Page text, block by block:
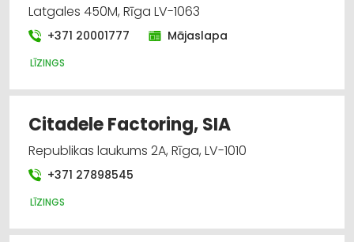
Autobusu, mikroautobusu noma
Juridiskie pakalpojumi
Lombardi, ieķīlāšana
Nekustamais īpašums
Latgales 450M, Rīga LV-1063
+371 20001777 Mājaslapa
LĪZINGS
Citadele Factoring, SIA
Republikas laukums 2A, Rīga, LV-1010
+371 27898545
LĪZINGS